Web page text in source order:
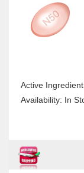
Active
Availability: In